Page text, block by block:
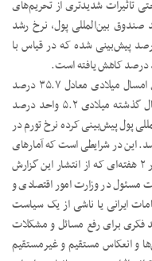
تاثیرات شدیدتری از تحریم‌های
صندوق بین‌المللی پول، نرخ رشد
پیش‌بینی شده که در قیاس با
این صندوق همچنین نرخ تورم در ایران را برای امسال میلادی معادل ۳۵.۷ درصد
پیش‌بینی کرده که در مقایسه با رقم آن در سال گذشته میلادی ۵.۲ واحد درصد
پول پیش‌بینی کرده نرخ تورم در
کاهش یابد و به ۳۱ درصد برسد. این در شرایطی است که آمارهای
داخلی تفاوت فاحشی با این گزارش دارد اما در ۲ هفته‌ای که از انتشار این گزارش
مسئول در وزارت امور اقتصادی و
ایرانی یا ناشی از یک سیاست
فکری برای رفع مسائل و مشکلات
و انعکاس مستقیم و غیرمستقیم